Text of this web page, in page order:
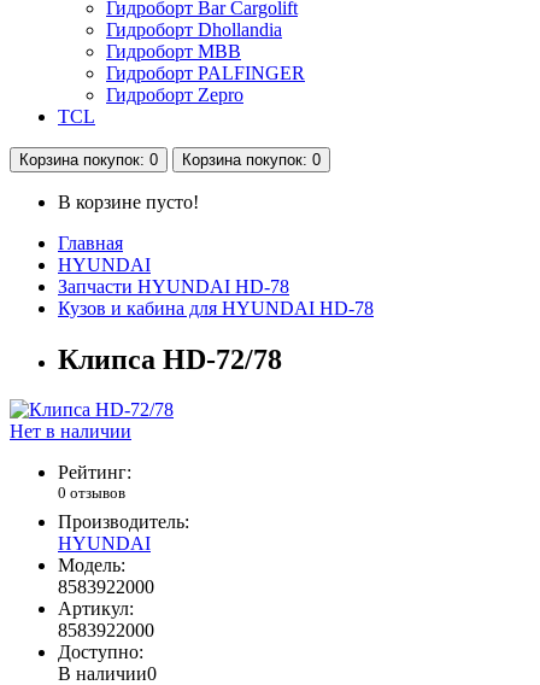
Гидроборт Bar Cargolift
Гидроборт Dhollandia
Гидроборт MBB
Гидроборт PALFINGER
Гидроборт Zepro
TCL
Корзина покупок: 0 Корзина покупок: 0
В корзине пусто!
Главная
HYUNDAI
Запчасти HYUNDAI HD-78
Кузов и кабина для HYUNDAI HD-78
Клипса HD-72/78
Нет в наличии
Рейтинг:
0 отзывов
Производитель:
HYUNDAI
Модель:
8583922000
Артикул:
8583922000
Доступно:
В наличии0